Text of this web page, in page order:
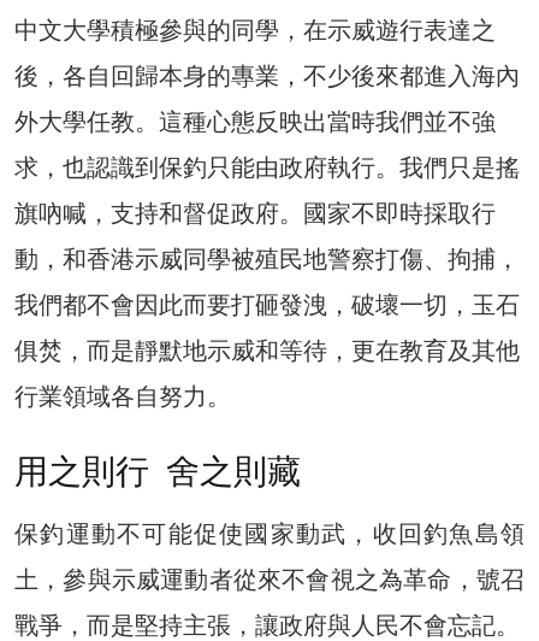
中文大學積極參與的同學，在示威遊行表達之
後，各自回歸本身的專業，不少後來都進入海內
外大學任教。這種心態反映出當時我們並不強
求，也認識到保釣只能由政府執行。我們只是搖
旗吶喊，支持和督促政府。國家不即時採取行
動，和香港示威同學被殖民地警察打傷、拘捕，
我們都不會因此而要打砸發洩，破壞一切，玉石
俱焚，而是靜默地示威和等待，更在教育及其他
行業領域各自努力。
用之則行 舍之則藏
保釣運動不可能促使國家動武，收回釣魚島領
土，參與示威運動者從來不會視之為革命，號召
戰爭，而是堅持主張，讓政府與人民不會忘記。